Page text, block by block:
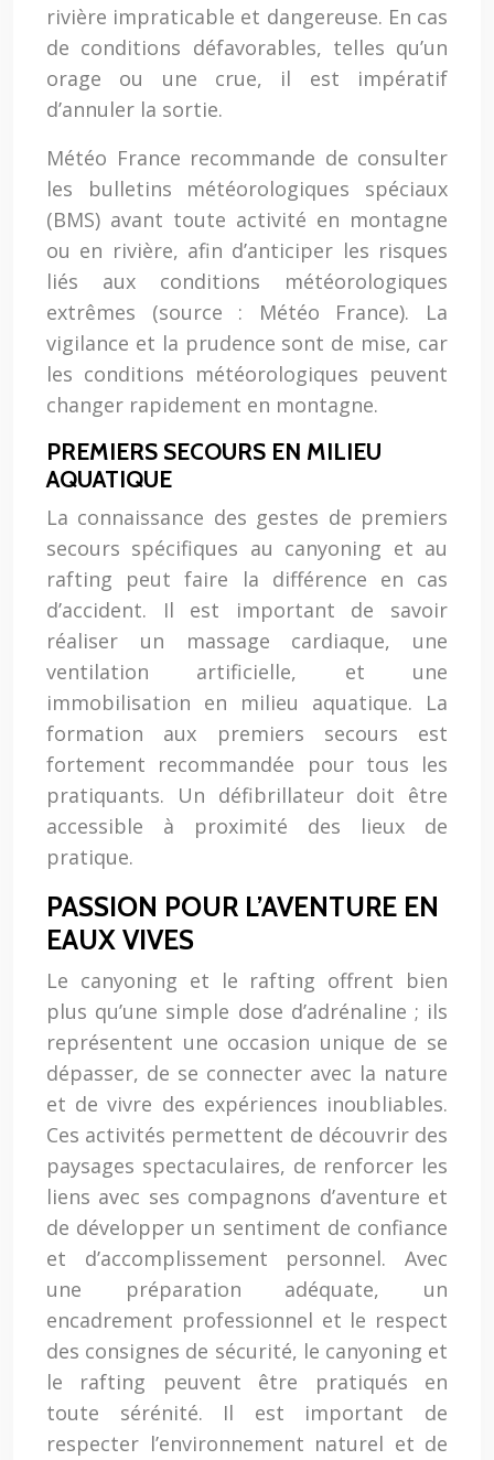
rivière impraticable et dangereuse. En cas
de conditions défavorables, telles qu’un
orage ou une crue, il est impératif
d’annuler la sortie.
Météo France recommande de consulter
les bulletins météorologiques spéciaux
(BMS) avant toute activité en montagne
ou en rivière, afin d’anticiper les risques
liés aux conditions météorologiques
extrêmes (source : Météo France). La
vigilance et la prudence sont de mise, car
les conditions météorologiques peuvent
changer rapidement en montagne.
PREMIERS SECOURS EN MILIEU
AQUATIQUE
La connaissance des gestes de premiers
secours spécifiques au canyoning et au
rafting peut faire la différence en cas
d’accident. Il est important de savoir
réaliser un massage cardiaque, une
ventilation artificielle, et une
immobilisation en milieu aquatique. La
formation aux premiers secours est
fortement recommandée pour tous les
pratiquants. Un défibrillateur doit être
accessible à proximité des lieux de
pratique.
PASSION POUR L’AVENTURE EN
EAUX VIVES
Le canyoning et le rafting offrent bien
plus qu’une simple dose d’adrénaline ; ils
représentent une occasion unique de se
dépasser, de se connecter avec la nature
et de vivre des expériences inoubliables.
Ces activités permettent de découvrir des
paysages spectaculaires, de renforcer les
liens avec ses compagnons d’aventure et
de développer un sentiment de confiance
et d’accomplissement personnel. Avec
une préparation adéquate, un
encadrement professionnel et le respect
des consignes de sécurité, le canyoning et
le rafting peuvent être pratiqués en
toute sérénité. Il est important de
respecter l’environnement naturel et de